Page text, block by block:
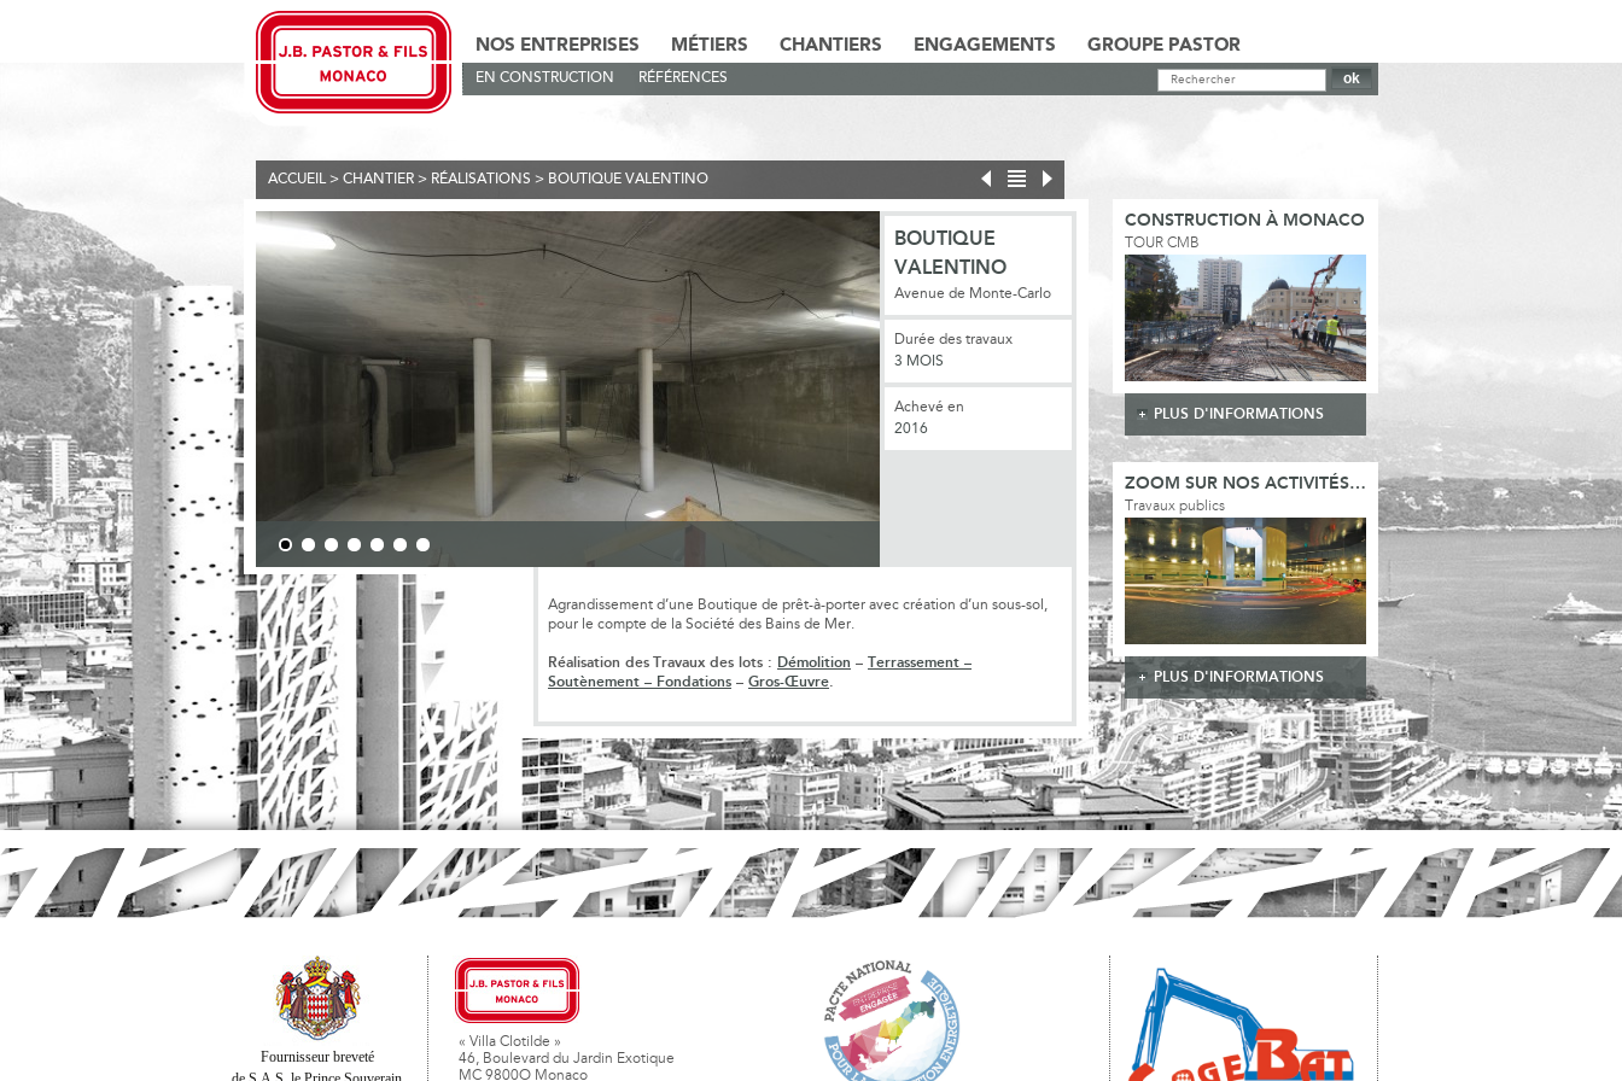
NOS ENTREPRISES MÉTIERS CHANTIERS ENGAGEMENTS GROUPE PASTOR
EN CONSTRUCTION RÉFÉRENCES
ACCUEIL > CHANTIER > RÉALISATIONS > BOUTIQUE VALENTINO
BOUTIQUE
VALENTINO
Avenue de Monte-Carlo
Durée des travaux
3 MOIS
Achevé en
2016
Agrandissement d’une Boutique de prêt-à-porter avec création d’un sous-sol,
pour le compte de la Société des Bains de Mer.
Réalisation des Travaux des lots : Démolition – Terrassement –
Soutènement – Fondations – Gros-Œuvre.
CONSTRUCTION À MONACO
TOUR CMB
PLUS D'INFORMATIONS
ZOOM SUR NOS ACTIVITÉS…
Travaux publics
PLUS D'INFORMATIONS
Fournisseur breveté
« Villa Clotilde »
46, Boulevard du Jardin Exotique
MC 9800O Monaco